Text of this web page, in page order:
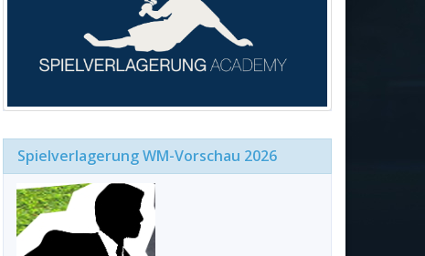
Spielverlagerung WM-Vorschau 2026